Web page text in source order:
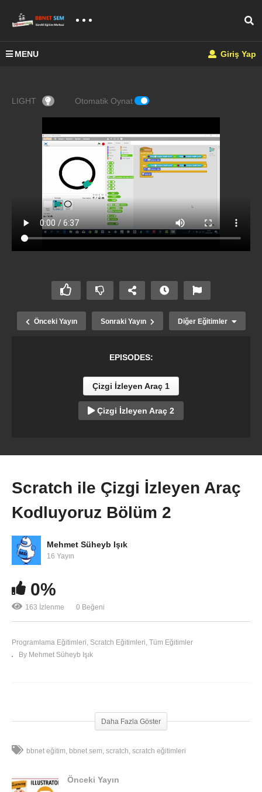
MENU Giriş Yap
LIGHT Otomatik Oynat
Önceki Yayın Sonraki Yayın Diğer Eğitimler
EPISODES:
Çizgi İzleyen Araç 1
Çizgi İzleyen Araç 2
Scratch ile Çizgi İzleyen Araç
Kodluyoruz Bölüm 2
Mehmet Süheyb Işık
16 Yayın
0%
163 İzlenme 0 Beğeni
Programlama Eğitimleri Scratch Eğitimleri Tüm Eğitimler
By Mehmet Süheyb Işık
Daha Fazla Göster
bbnet eğitim bbnet sem scratch scratch eğitimleri
Önceki Yayın